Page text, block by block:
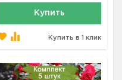
Купить
Купить в 1 клик